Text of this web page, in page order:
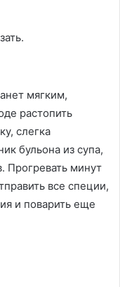
мягким,
растопить
слегка
бульона из супа,
Прогревать минут
все специи,
и поварить еще